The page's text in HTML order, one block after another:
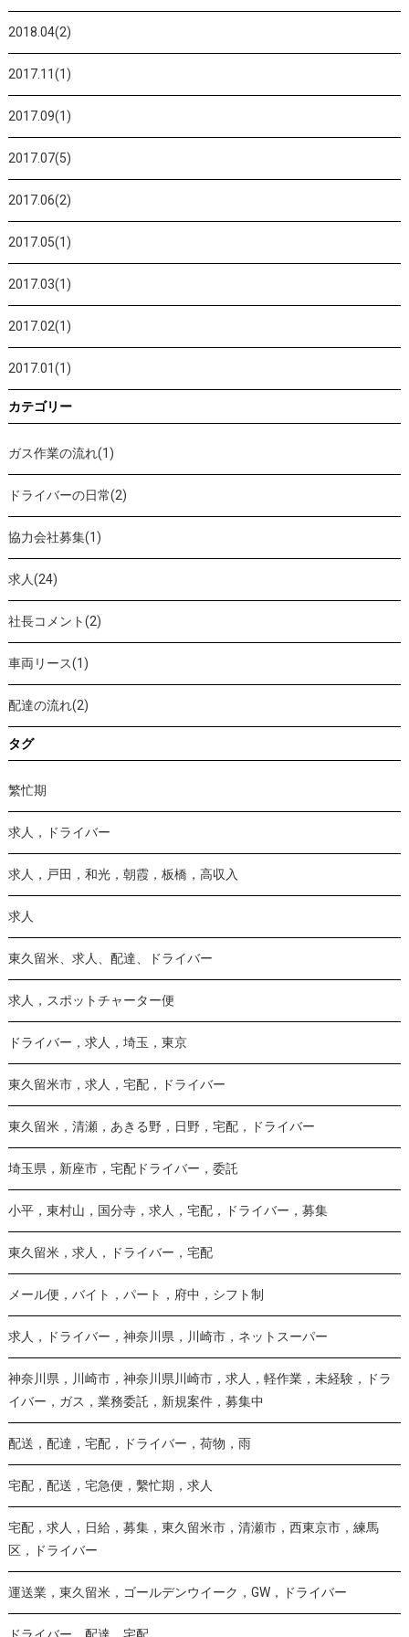
2018.04(2)
2017.11(1)
2017.09(1)
2017.07(5)
2017.06(2)
2017.05(1)
2017.03(1)
2017.02(1)
2017.01(1)
カテゴリー
ガス作業の流れ(1)
ドライバーの日常(2)
協力会社募集(1)
求人(24)
社長コメント(2)
車両リース(1)
配達の流れ(2)
タグ
繁忙期
求人，ドライバー
求人，戸田，和光，朝霞，板橋，高収入
求人
東久留米、求人、配達、ドライバー
求人，スポットチャーター便
ドライバー，求人，埼玉，東京
東久留米市，求人，宅配，ドライバー
東久留米，清瀬，あきる野，日野，宅配，ドライバー
埼玉県，新座市，宅配ドライバー，委託
小平，東村山，国分寺，求人，宅配，ドライバー，募集
東久留米，求人，ドライバー，宅配
メール便，バイト，パート，府中，シフト制
求人，ドライバー，神奈川県，川崎市，ネットスーパー
神奈川県，川崎市，神奈川県川崎市，求人，軽作業，未経験，ドラ
イバー，ガス，業務委託，新規案件，募集中
配送，配達，宅配，ドライバー，荷物，雨
宅配，配送，宅急便，繫忙期，求人
宅配，求人，日給，募集，東久留米市，清瀬市，西東京市，練馬
区，ドライバー
運送業，東久留米，ゴールデンウイーク，GW，ドライバー